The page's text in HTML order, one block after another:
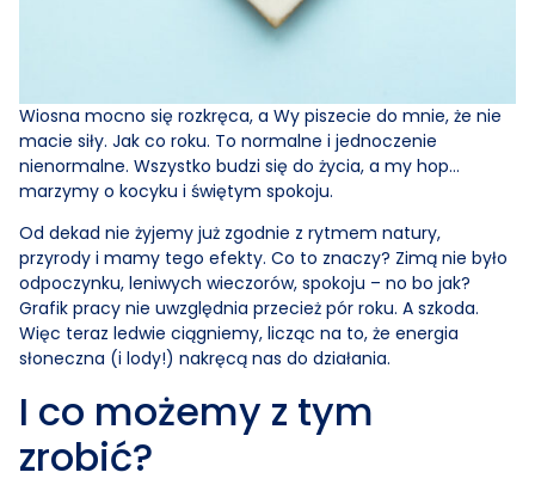
Wiosna mocno się rozkręca, a Wy piszecie do mnie, że nie
macie siły. Jak co roku. To normalne i jednoczenie
nienormalne. Wszystko budzi się do życia, a my hop…
marzymy o kocyku i świętym spokoju.
Od dekad nie żyjemy już zgodnie z rytmem natury,
przyrody i mamy tego efekty. Co to znaczy? Zimą nie było
odpoczynku, leniwych wieczorów, spokoju – no bo jak?
Grafik pracy nie uwzględnia przecież pór roku. A szkoda.
Więc teraz ledwie ciągniemy, licząc na to, że energia
słoneczna (i lody!) nakręcą nas do działania.
I co możemy z tym
zrobić?